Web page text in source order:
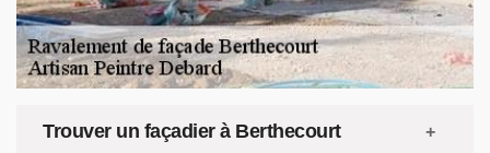
Trouver un façadier à Berthecourt